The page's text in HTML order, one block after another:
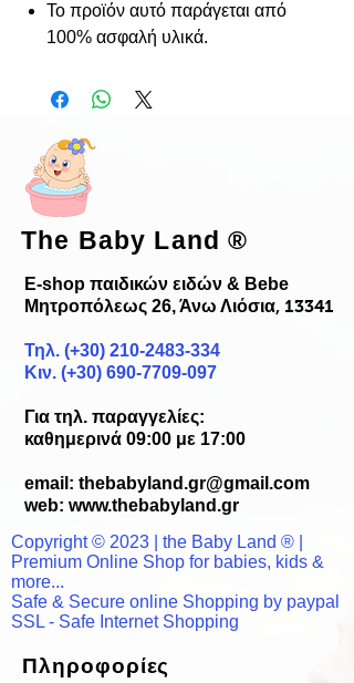
Το προϊόν αυτό παράγεται από
100% ασφαλή υλικά.
The Baby Land®
E-shop παιδικών ειδών & Bebe
Μητροπόλεως 26, Άνω Λιόσια, 13341
Τηλ. (+30) 210-2483-334
Κιν. (+30) 690-7709-097
Για τηλ. παραγγελίες:
καθημερινά 09:00 με 17:00
email: thebabyland.gr@gmail.com
web: www.thebabyland.gr
Copyright © 2023 | the Baby Land ® |
Premium Online Shop for babies, kids &
more...
Safe & Secure online Shopping by paypal
SSL - Safe Internet Shopping
Πληροφορίες